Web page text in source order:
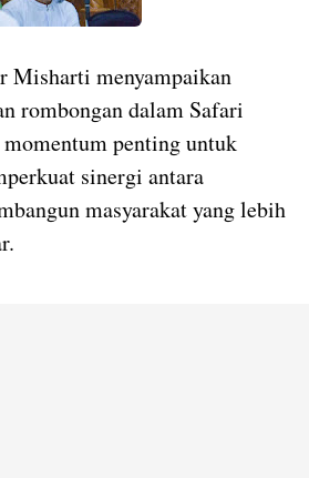
Misharti menyampaikan
rombongan dalam Safari
penting untuk
sinergi antara
masyarakat yang lebih